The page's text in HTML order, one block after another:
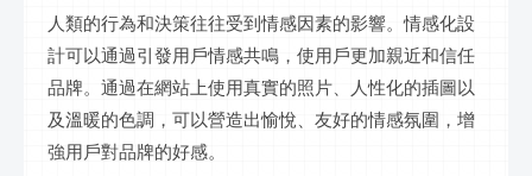
人類的行為和決策往往受到情感因素的影響。情感化設
計可以通過引發用戶情感共鳴，使用戶更加親近和信任
品牌。通過在網站上使用真實的照片、人性化的插圖以
及溫暖的色調，可以營造出愉悅、友好的情感氛圍，增
強用戶對品牌的好感。